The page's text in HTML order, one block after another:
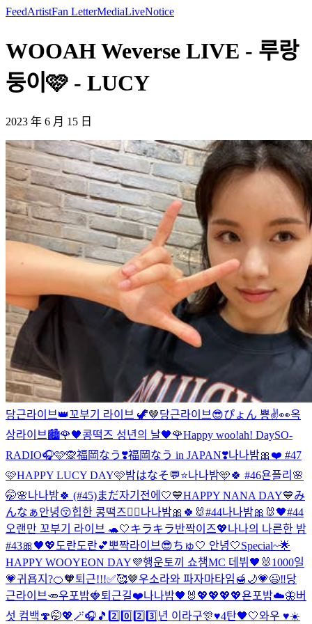
FeedArtistFan LetterMediaLiveNotice
WOOAH Weverse LIVE - 루랑
둥이🩷 - LUCY
2023 年 6 月 15 日
당근라이브👑꼬부기 라이브 🦖🤎당근라이브😎ぴょん 뿅✌️👀옥
상라이브🏙️🌹🖤콩떡즈 성년의 날🖤🌹Happy woo!ah! DaySO-
RADIO🎧🩷🙊福岡なう❣️福岡なう in JAPAN❣️나나밤🎀❤️ #47
🩷HAPPY LUCY DAY🩷밤はなそ💬⭐️나나밤🩵🍀 #46욘플리🌸
🤭🌸나나밤🍀 (#45)まだ자기전에🤍💙HAPPY NANA DAY💙み
んなぁ안녕😚힙한 콩떡즈✌🏻나나밤🎀🍀🐰#44나나밤🎀🐰🖤#44
오랜만 꼬부기 라이브 🐢🤍キラキラ반짝이즈💖나나의 나른한 밤
#43🎀🖤💖 도란도란💕뽀짝라이브😎ちゅ🤍 안녕🤍Special~🌟
HAPPY WOOYEON DAY💜행운토끼 쇼챔MC 데뷔🖤🐰 1000일
💗귀욥지?🍊🧡퇴근!!!✅🥰🤎우소라와 파자마타임🍯🌙💗😉‼️당
근라이브🥕우포밤🍓퇴근길❤️나나밤🖤🐰 💖💖💖💖욘포밤☁️🦋버
섯 컴백🍄🤭💖🪄🎧🎵 2️⃣0️⃣2️⃣3️⃣년 이라구🎊♥️4탄🖤🤍와우 ♥️☀️